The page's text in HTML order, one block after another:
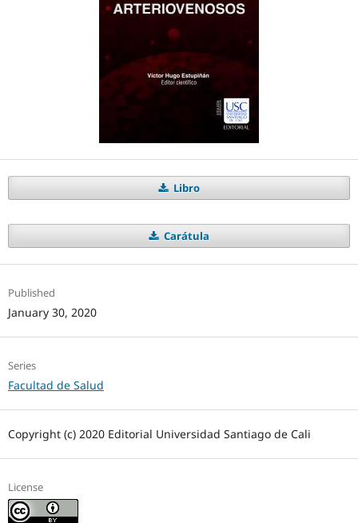
Libro
Carátula
Published
January 30, 2020
Series
Facultad de Salud
Copyright (c) 2020 Editorial Universidad Santiago de Cali
License